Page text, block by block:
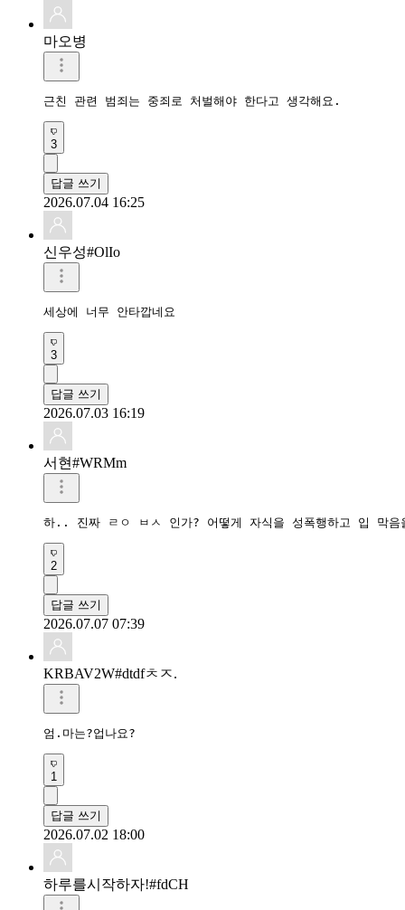
마오병
근친 관련 범죄는 중죄로 처벌해야 한다고 생각해요.
3
답글 쓰기
2026.07.04 16:25
신우성#OlIo
세상에 너무 안타깝네요
3
답글 쓰기
2026.07.03 16:19
서현#WRMm
하.. 진짜 ㄹㅇ ㅂㅅ 인가? 어떻게 자식을 성폭행하고 입
2
답글 쓰기
2026.07.07 07:39
KRBAV2W#dtdfㅊㅈ.
엄.마는?업나요?
1
답글 쓰기
2026.07.02 18:00
하루를시작하자!#fdCH